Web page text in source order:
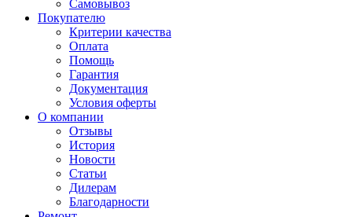
Самовывоз
Покупателю
Критерии качества
Оплата
Помощь
Гарантия
Документация
Условия оферты
О компании
Отзывы
История
Новости
Статьи
Дилерам
Благодарности